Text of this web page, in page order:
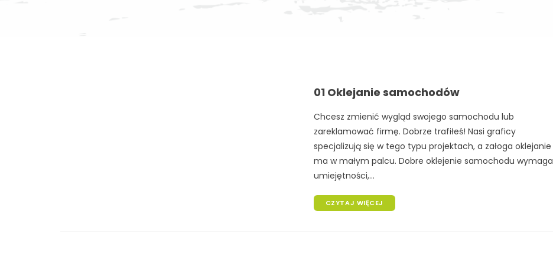
01 Oklejanie samochodów
Chcesz zmienić wygląd swojego samochodu lub
zareklamować firmę. Dobrze trafiłeś! Nasi graficy
specjalizują się w tego typu projektach, a załoga oklejanie
ma w małym palcu. Dobre oklejenie samochodu wymaga
umiejętności,...
CZYTAJ WIĘCEJ